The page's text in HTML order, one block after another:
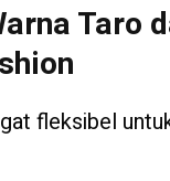
Taro
fleksibel